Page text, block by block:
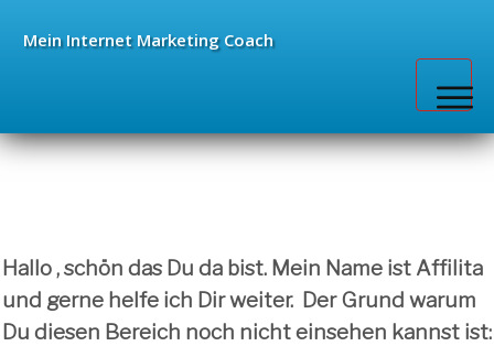
Mein Internet Marketing Coach
Ressourcen Affiliate Center
Hallo , schön das Du da bist. Mein Name ist Affilita
und gerne helfe ich Dir weiter. Der Grund warum
Du diesen Bereich noch nicht einsehen kannst ist: